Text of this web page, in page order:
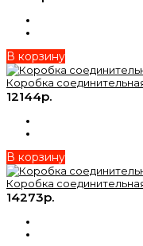
В корзину
Коробка
12144р.
В корзину
Коробка
14273р.